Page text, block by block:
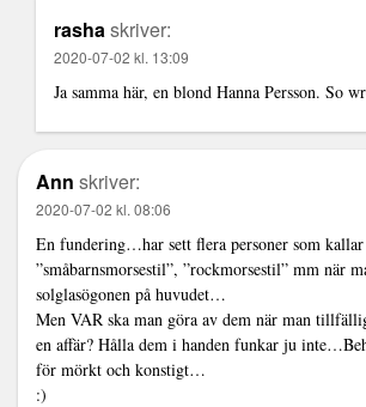
rashaskriver:
2020-07-02 kl. 13:09
Ja samma här, en blond Hanna Persson. So
Ann skriver:
2020-07-02 kl. 08:06
En fundering…har sett flera personer som
”småbarnsmorsestil”, ”rockmorsestil” mm när
solglasögonen på huvudet…
Men VAR ska man göra av dem när man
en affär? Hålla dem i handen funkar ju
för mörkt och konstigt…
:)